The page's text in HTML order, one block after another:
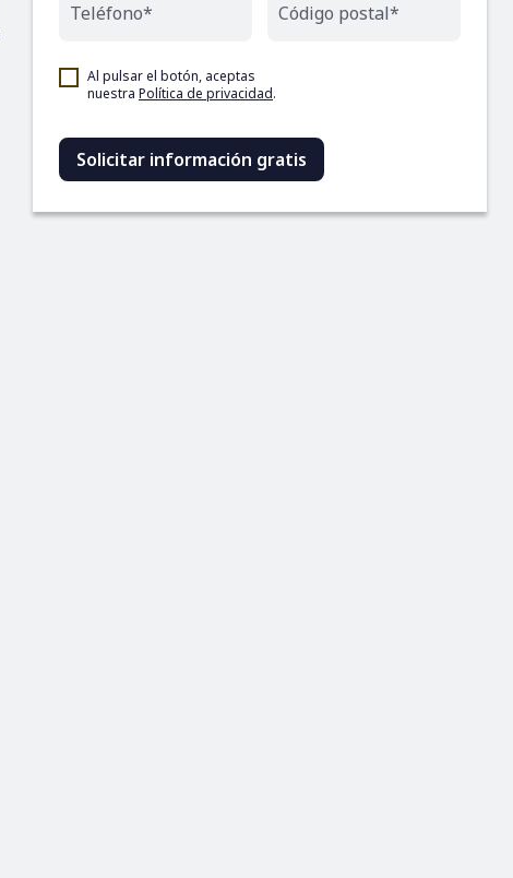
Teléfono* Código postal*
Al pulsar el botón, aceptas
nuestra Política de privacidad.